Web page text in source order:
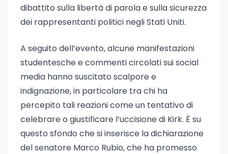
dibattito sulla libertà di parola e sulla sicurezza
dei rappresentanti politici negli Stati Uniti.
A seguito dell’evento, alcune manifestazioni
studentesche e commenti circolati sui social
media hanno suscitato scalpore e
indignazione, in particolare tra chi ha
percepito tali reazioni come un tentativo di
celebrare o giustificare l’uccisione di Kirk. È su
questo sfondo che si inserisce la dichiarazione
del senatore Marco Rubio, che ha promesso